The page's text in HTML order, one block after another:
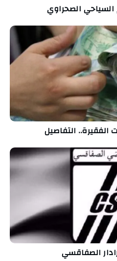
الصحراوي
الفقيرة.. التفاصيل
الصفاقسي